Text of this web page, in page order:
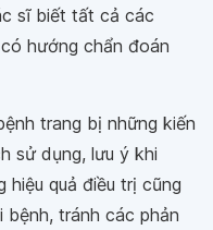
sĩ biết tất cả các
hướng chẩn đoán
trang bị những kiến
sử dụng, lưu ý khi
hiệu quả điều trị cũng
tránh các phản